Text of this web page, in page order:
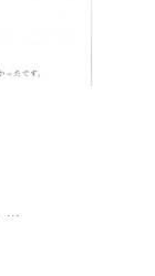
...